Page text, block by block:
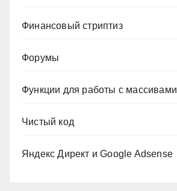
Финансовый стриптиз
Форумы
Функции для работы с массивами
Чистый код
Яндекс Директ и Google Adsense